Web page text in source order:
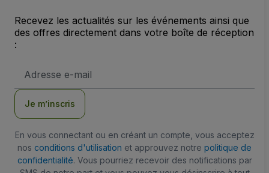
Recevez les actualités sur les événements ainsi que
des offres directement dans votre boîte de réception
:
e-
Je m’inscris
En vous connectant ou en créant un compte, vous acceptez
nos conditions d'utilisation et approuvez notre politique de
confidentialité. Vous pourriez recevoir des notifications par